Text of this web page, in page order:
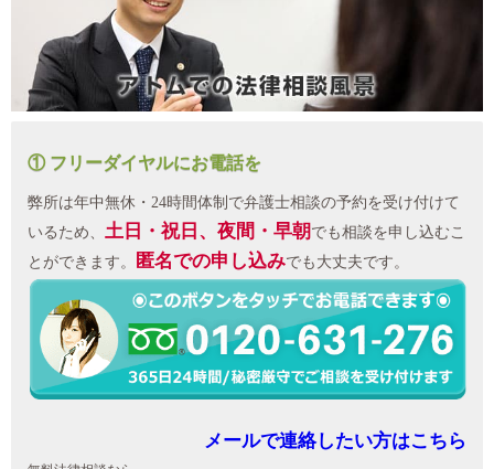
① フリーダイヤルにお電話を
弊所は年中無休・24時間体制で弁護士相談の予約を受け付けて
いるため、 土日・祝日、夜間・早朝 でも相談を申し込むこ
とができます。
匿名での申し込みでも大丈夫です。
メールで連絡したい方はこちら